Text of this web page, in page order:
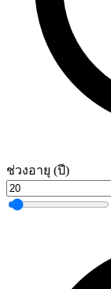
ช่วงอายุ (ปี)